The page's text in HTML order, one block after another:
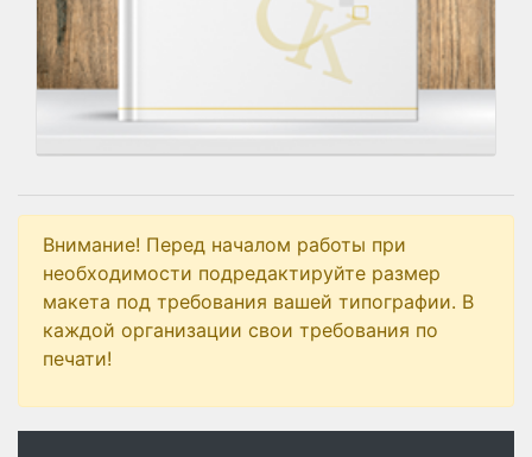
Внимание! Перед началом работы при
необходимости подредактируйте размер
макета под требования вашей типографии. В
каждой организации свои требования по
печати!